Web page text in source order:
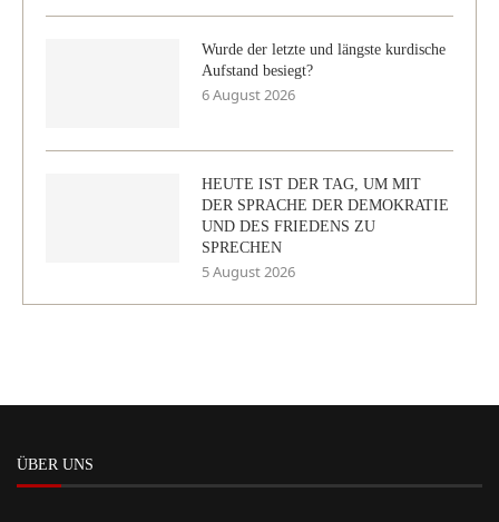
Wurde der letzte und längste kurdische
Aufstand besiegt?
6 August 2026
HEUTE IST DER TAG, UM MIT
DER SPRACHE DER DEMOKRATIE
UND DES FRIEDENS ZU
SPRECHEN
5 August 2026
ÜBER UNS